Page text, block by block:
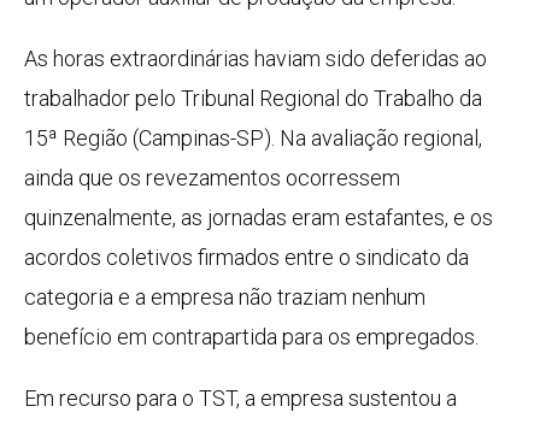
As horas extraordinárias haviam sido deferidas ao
trabalhador pelo Tribunal Regional do Trabalho da
15ª Região (Campinas-SP). Na avaliação regional,
ainda que os revezamentos ocorressem
quinzenalmente, as jornadas eram estafantes, e os
acordos coletivos firmados entre o sindicato da
categoria e a empresa não traziam nenhum
benefício em contrapartida para os empregados.
Em recurso para o TST, a empresa sustentou a